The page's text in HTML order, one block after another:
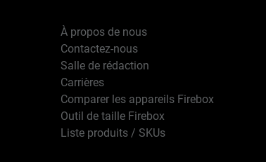
À propos de nous
Contactez-nous
Salle de rédaction
Carrières
Comparer les appareils Firebox
Outil de taille Firebox
Liste produits / SKUs